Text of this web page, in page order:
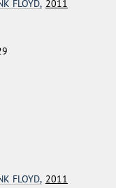
FLOYD, 2011
FLOYD, 2011